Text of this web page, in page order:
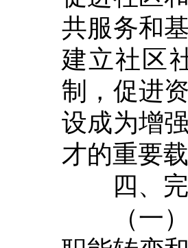
共服务和
建立社区
制，促进
设成为增
才的重要载
四、
（一）